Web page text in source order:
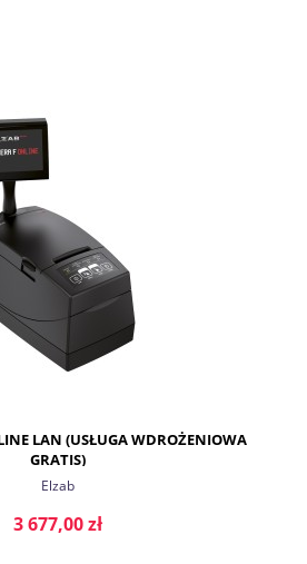
LAN (USŁUGA WDROŻENIOWA
GRATIS)
Elzab
3 677,00 zł